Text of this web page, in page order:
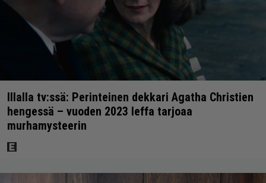
Illalla tv:ssä: Perinteinen dekkari Agatha Christien
hengessä – vuoden 2023 leffa tarjoaa
murhamysteerin